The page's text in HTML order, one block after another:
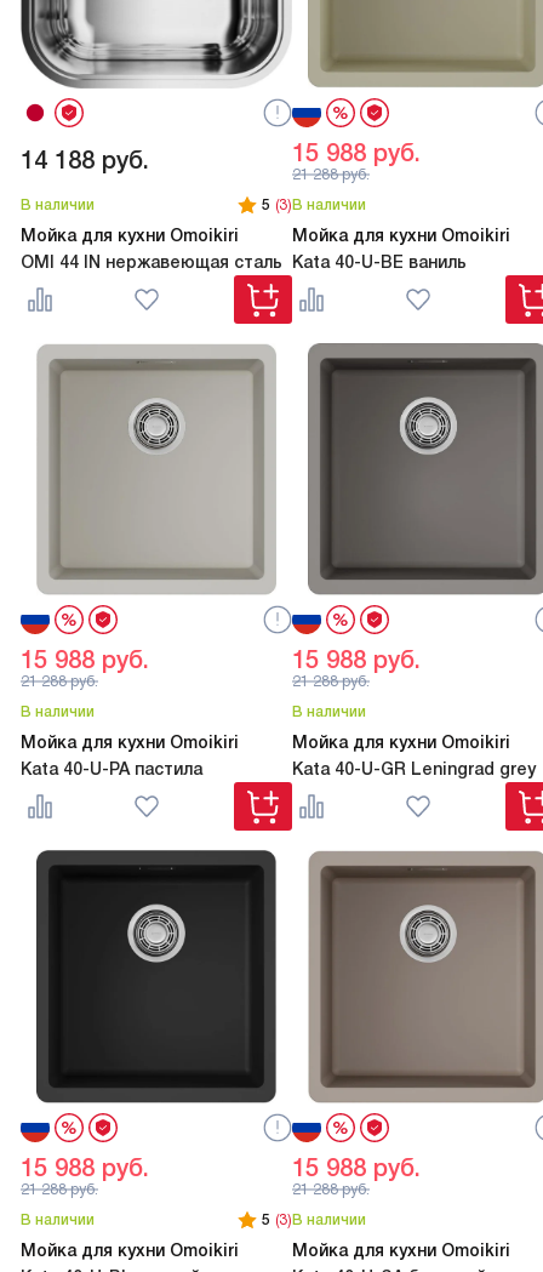
В наличии 5 (3)
Мойка для кухни Omoikiri
OMI 44 IN нержавеющая сталь
14 188 руб.
В наличии
Мойка для кухни Omoikiri
Kata 40-U-BE ваниль
15 988 руб.
21 288руб.
В наличии
Мойка для кухни Omoikiri
Kata 40-U-PA пастила
15 988 руб.
21 288руб.
В наличии
Мойка для кухни Omoikiri
Kata 40-U-GR Leningrad grey
15 988 руб.
21 288руб.
В наличии 5 (3)
Мойка для кухни Omoikiri
15 988 руб.
21 288руб.
В наличии
Мойка для кухни Omoikiri
15 988 руб.
21 288руб.